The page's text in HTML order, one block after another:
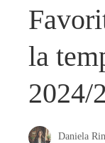
la
2024/
Daniela